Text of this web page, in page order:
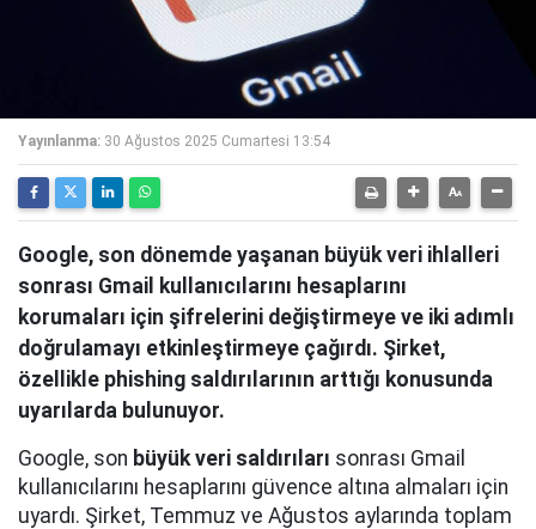
Yayınlanma: 30 Ağustos 2025 Cumartesi 13:54
Google, son dönemde yaşanan büyük veri ihlalleri
sonrası Gmail kullanıcılarını hesaplarını
korumaları için şifrelerini değiştirmeye ve iki adımlı
doğrulamayı etkinleştirmeye çağırdı. Şirket,
özellikle phishing saldırılarının arttığı konusunda
uyarılarda bulunuyor.
Google, son büyük veri saldırıları sonrası Gmail
kullanıcılarını hesaplarını güvence altına almaları için
uyardı. Şirket, Temmuz ve Ağustos aylarında toplam